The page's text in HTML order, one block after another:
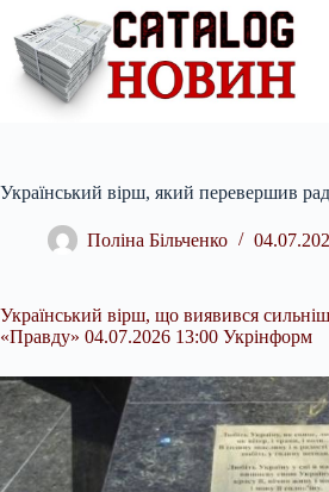
вмісту
Український вірш, який перевершив
Поліна Більченко
Український вірш, що виявився
«Правду» 04.07.2026 13:00 Укрінформ